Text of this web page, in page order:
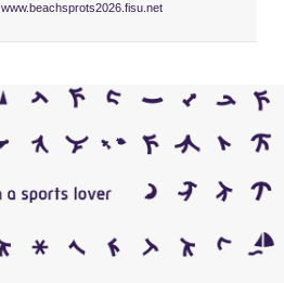
www.beachsprots2026.fisu.net